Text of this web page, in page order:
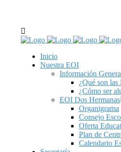
tel: 955 62 43 03
Inicio
Nuestra EOI
Información
¿Qué son las
¿Cómo ser
EOI Dos Hermanas
Organigrama
Consejo
Oferta
Plan de
Calendario